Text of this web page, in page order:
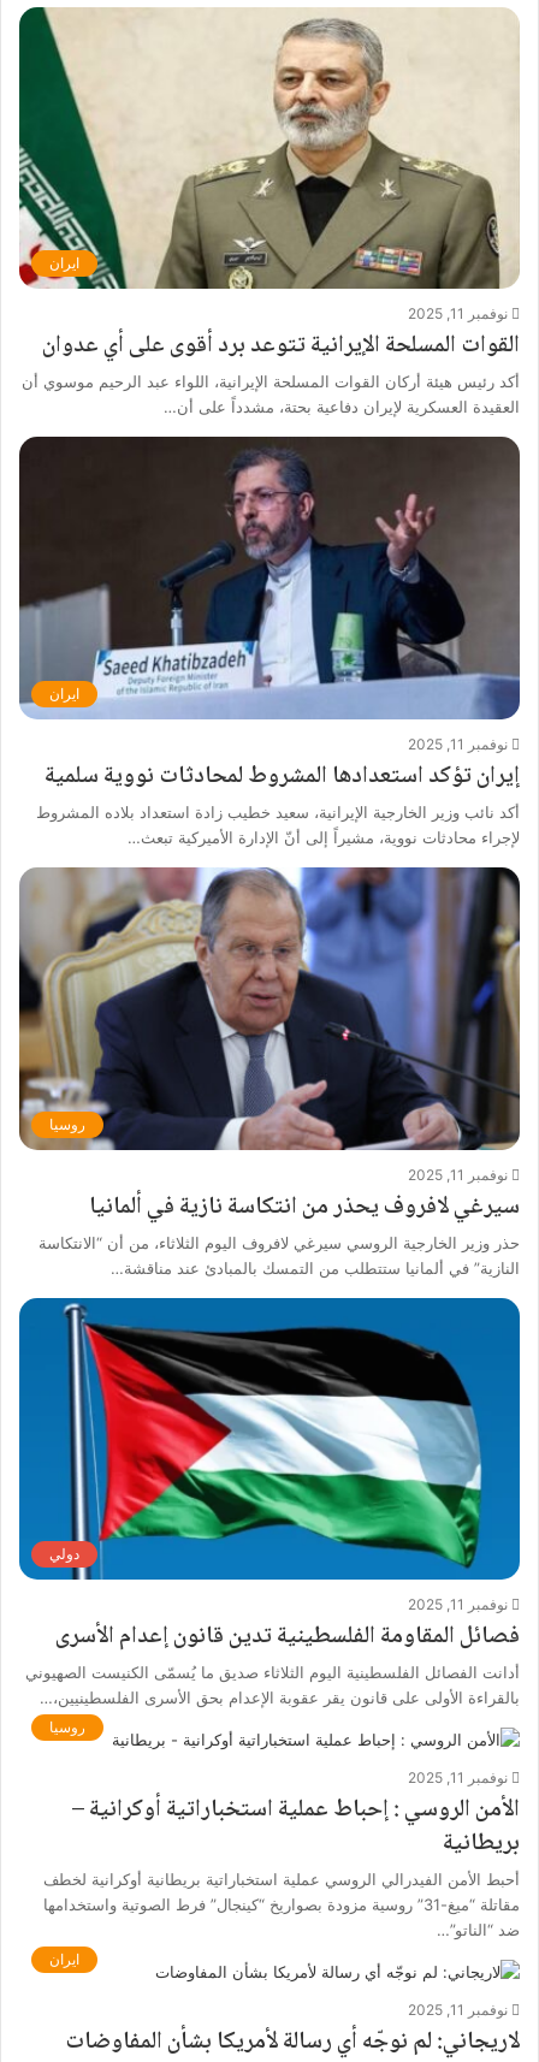
ايران
نوفمبر 11, 2025
القوات المسلحة الإيرانية تتوعد برد أقوى على أي عدوان
أكد رئيس هيئة أركان القوات المسلحة الإيرانية، اللواء عبد الرحيم موسوي أن
العقيدة العسكرية لإيران دفاعية بحتة، مشدداً على أن…
ايران
نوفمبر 11, 2025
إيران تؤكد استعدادها المشروط لمحادثات نووية سلمية
أكد نائب وزير الخارجية الإيرانية، سعيد خطيب زادة استعداد بلاده المشروط
لإجراء محادثات نووية، مشيراً إلى أنّ الإدارة الأميركية تبعث…
روسيا
نوفمبر 11, 2025
سيرغي لافروف يحذر من انتكاسة نازية في ألمانيا
حذر وزير الخارجية الروسي سيرغي لافروف اليوم الثلاثاء، من أن “الانتكاسة
النازية” في ألمانيا ستتطلب من التمسك بالمبادئ عند مناقشة…
دولي
نوفمبر 11, 2025
فصائل المقاومة الفلسطينية تدين قانون إعدام الأسرى
أدانت الفصائل الفلسطينية اليوم الثلاثاء ‏صديق ما يُسمّى الكنيست الصهيوني
بالقراءة الأولى على قانون يقر عقوبة الإعدام بحق الأسرى الفلسطينيين،…
روسيا
نوفمبر 11, 2025
الأمن الروسي : إحباط عملية استخباراتية أوكرانية –
بريطانية
أحبط الأمن الفيدرالي الروسي عملية استخباراتية بريطانية أوكرانية ‏لخطف
مقاتلة “ميغ-31” روسية مزودة بصواريخ “كينجال” فرط الصوتية واستخدامها
ضد “الناتو”…
ايران
نوفمبر 11, 2025
لاريجاني: لم نوجّه أي رسالة لأمريكا بشأن المفاوضات